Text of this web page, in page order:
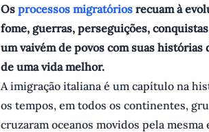
Os processos migratórios recuam à
fome, guerras, perseguições,
um vaivém de povos com suas
de uma vida melhor.
A imigração italiana é um capítulo na
os tempos, em todos os continentes,
cruzaram oceanos movidos pela